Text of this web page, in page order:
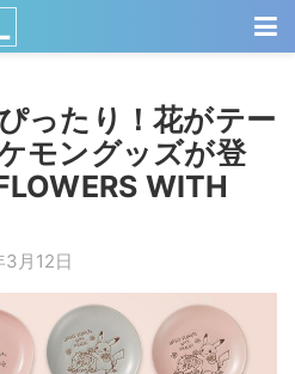
ったり！花がテー
モングッズが登
WITH
3月12日